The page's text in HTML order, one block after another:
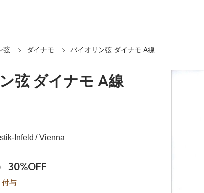
弦 ダイナモ バイオリン弦 ダイナモ A線
弦 ダイナモ A線
Infeld / Vienna
30%OFF
付与